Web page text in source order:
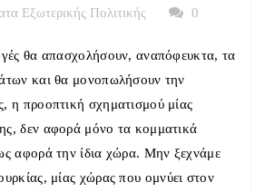
Εξωτερικής Πολιτικής
0
θα απασχολήσουν, αναπόφευκτα, τα
και θα μονοπωλήσουν την
η προοπτική σχηματισμού μίας
δεν αφορά μόνο τα κομματικά
αφορά την ίδια χώρα. Μην ξεχνάμε
μίας χώρας που ομνύει στον